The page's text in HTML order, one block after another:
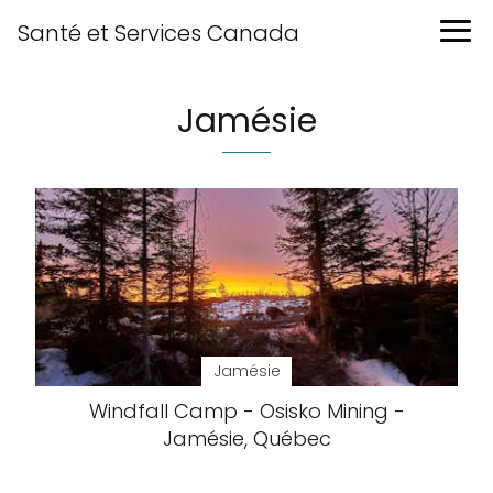
Santé et Services Canada
Jamésie
Jamésie
Windfall Camp - Osisko Mining -
Jamésie, Québec